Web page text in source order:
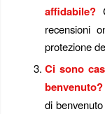
affidabile?
recensioni
protezione
Ci sono
benvenuto?
di